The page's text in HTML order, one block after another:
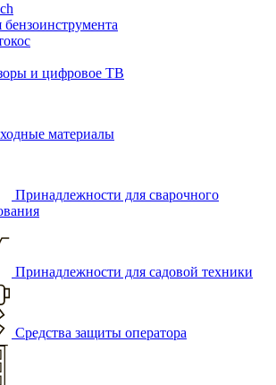
бензоинструмента
и цифровое ТВ
материалы
Принадлежности для сварочного
Принадлежности для садовой техники
Средства защиты оператора